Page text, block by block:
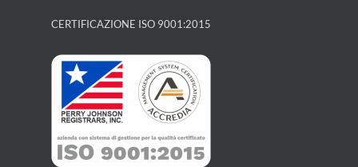
CERTIFICAZIONE ISO 9001:2015